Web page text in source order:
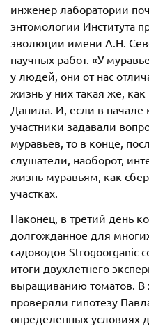
инженер лаборатории
энтомологии Института
эволюции имени А.Н.
научных работ. «У
у людей, они от нас
жизнь у них такая же,
Данила. И, если в
участники задавали
муравьев, то в конце,
слушатели, наоборот,
жизнь муравьям, как
участках.
Наконец, в третий день
долгожданное для
садоводов Strogoorganic
итоги двухлетнего
выращиванию томатов. В
проверяли гипотезу
определенных условиях